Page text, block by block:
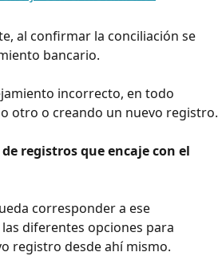
al confirmar la conciliación se
bancario.
incorrecto, en todo
otro o creando un nuevo registro.
registros que encaje con el
corresponder a ese
diferentes opciones para
registro desde ahí mismo.